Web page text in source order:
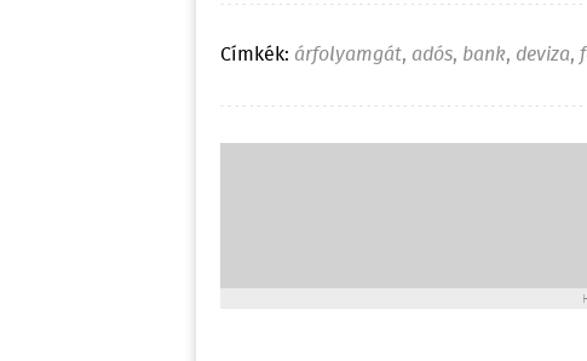
Címkék: árfolyamgát, adós, bank, deviza,